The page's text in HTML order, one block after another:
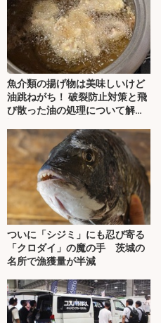
魚介類の揚げ物は美味しいけど
油跳ねがち！ 破裂防止対策と飛
び散った油の処理について解
ついに「シジミ」にも忍び寄る
「クロダイ」の魔の手 茨城の
名所で漁獲量が半減